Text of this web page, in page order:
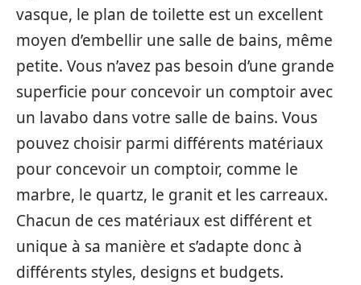
vasque, le plan de toilette est un excellent
moyen d’embellir une salle de bains, même
petite. Vous n’avez pas besoin d’une grande
superficie pour concevoir un comptoir avec
un lavabo dans votre salle de bains. Vous
pouvez choisir parmi différents matériaux
pour concevoir un comptoir, comme le
marbre, le quartz, le granit et les carreaux.
Chacun de ces matériaux est différent et
unique à sa manière et s’adapte donc à
différents styles, designs et budgets.